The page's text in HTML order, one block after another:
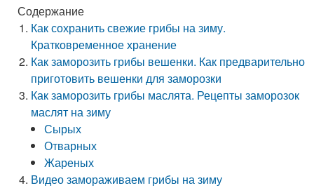
Содержание
Как сохранить свежие грибы на зиму.
Кратковременное хранение
Как заморозить грибы вешенки. Как предварительно
приготовить вешенки для заморозки
Как заморозить грибы маслята. Рецепты заморозок
маслят на зиму
Сырых
Отварных
Жареных
Видео замораживаем грибы на зиму